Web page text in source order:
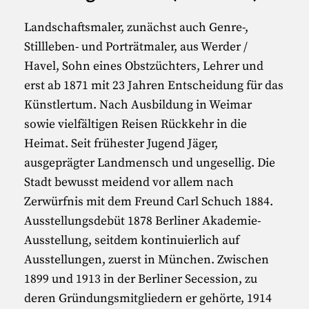
Landschaftsmaler, zunächst auch Genre-,
Stillleben- und Porträtmaler, aus Werder /
Havel, Sohn eines Obstzüchters, Lehrer und
erst ab 1871 mit 23 Jahren Entscheidung für das
Künstlertum. Nach Ausbildung in Weimar
sowie vielfältigen Reisen Rückkehr in die
Heimat. Seit frühester Jugend Jäger,
ausgeprägter Landmensch und ungesellig. Die
Stadt bewusst meidend vor allem nach
Zerwürfnis mit dem Freund Carl Schuch 1884.
Ausstellungsdebüt 1878 Berliner Akademie-
Ausstellung, seitdem kontinuierlich auf
Ausstellungen, zuerst in München. Zwischen
1899 und 1913 in der Berliner Secession, zu
deren Gründungsmitgliedern er gehörte, 1914